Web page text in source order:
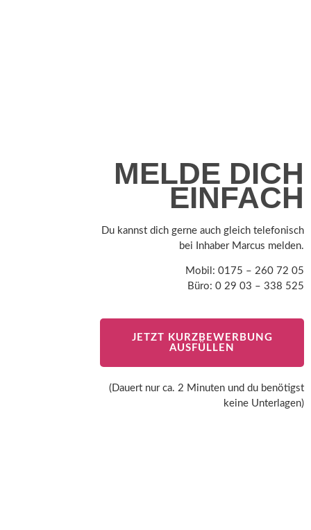
MELDE DICH
EINFACH
Du kannst dich gerne auch gleich telefonisch
bei Inhaber Marcus melden.
Mobil: 0175 – 260 72 05
Büro: 0 29 03 – 338 525
JETZT KURZBEWERBUNG
AUSFÜLLEN
(Dauert nur ca. 2 Minuten und du benötigst
keine Unterlagen)